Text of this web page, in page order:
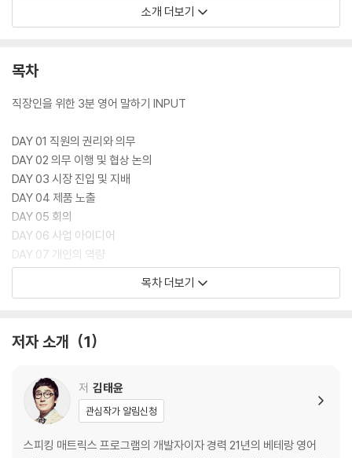
스피킹 매트릭스의 훈련과정은 짤막한 표현을 덩어리로 익히는 [1분 영어
말하기], 다양한 에피소드를 채워 대화를 풍부하게 하는 [2분 영어 말하
는 [3분 영어 말하기]의 총 3단계로 이루어져 있다. 그리고 각 단계는 표현
하는 연습을 하는 OUTPUT의 과정으로 진행된다. 즉 1분 영어 말하기 IN
복되면서 2분 영어 말하기와 3분 영어 말하기에서 점진적으로 확장되는
것이다. 이렇게 모든 단계와 과정들이 유기적으로 연결되고 반복 확장되면
서 단순히 표현/패턴만 암기하는 것과는 비교가 되지 않는 강력한 스피킹
향상 효과를 거둘 수 있다.
영어를 말할 때 우리 뇌 속에서는 보통 5단계의 복잡한 과정을 거치게 된
다. 하지만 스피킹 매트릭스의 과학적 3단계 훈련과정을 거치고 나면, 누
구나 1초 안에 문장을 완성하고 1분, 2분, 3분, … 원하는 시간만큼 길고 유
mp3]가 무료 제공된다. 그룹 스터디나 보다 깊이 있고 다양한 학습을 원
www.eztok.co.kr에서 무료 다운로드)
소개 더보기
목차
직장인을 위한 3분 영어 말하기 INPUT
DAY 01 직원의 권리와 의무
DAY 02 의무 이행 및 협상 논의
DAY 03 시장 진입 및 지배
DAY 04 제품 노출
DAY 05 회의
DAY 06 사업 아이디어
DAY 07 개인의 역량
DAY 08 위기 해결 노력
DAY 12 판매 및 목표
DAY 14 제품 테스트
DAY 15 방법 및 태도
DAY 16 경쟁력
DAY 17 공지 및 정보 전달
목차 더보기
저자 소개 1
저 김태윤
관심작가 알림신청
스피킹 매트릭스 프로그램의 개발자이자 경력 21년의 베테랑 영어